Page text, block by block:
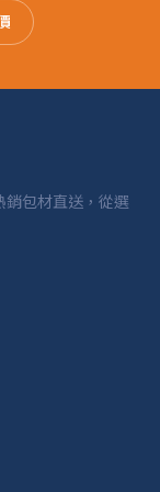
銷包材直送，從選